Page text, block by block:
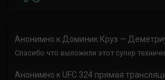
Анонимно к Доминик Круз —
Спасибо что выложили этот супер
Анонимно к UFC 324 прямая